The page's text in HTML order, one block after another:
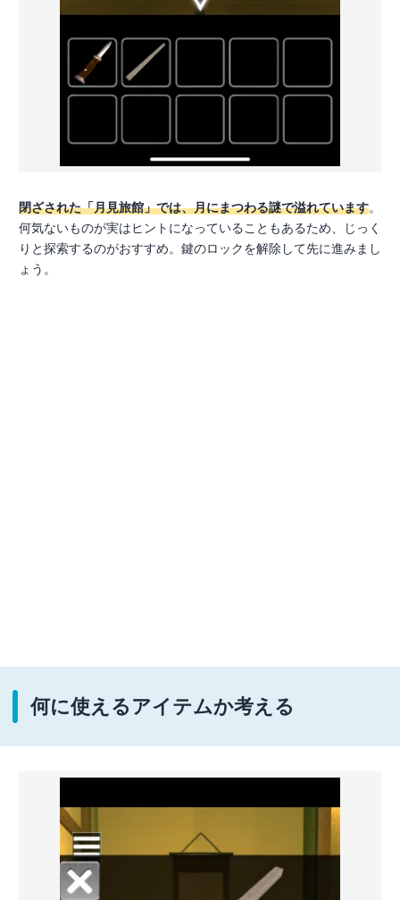
閉ざされた「月見旅館」では、月にまつわる謎で溢れています。
何気ないものが実はヒントになっていることもあるため、じっく
りと探索するのがおすすめ。鍵のロックを解除して先に進みまし
ょう。
何に使えるアイテムか考える